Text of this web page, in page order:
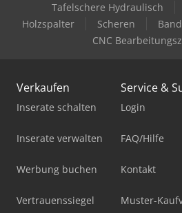
Tafelschere Hydraulisch
Holzspalter
Scheren
CNC
Verkaufen
Inserate schalten
Inserate verwalten
Werbung buchen
Vertrauenssiegel
Service &
Login
FAQ/Hilfe
Kontakt
Muster-